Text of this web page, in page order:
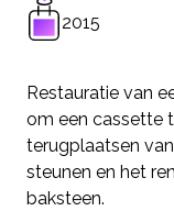
2015
Restauratie van
om een cassette
terugplaatsen
steunen en het
baksteen.